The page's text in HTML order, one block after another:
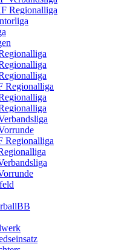
Regionalliga
Regionalliga
Regionalliga